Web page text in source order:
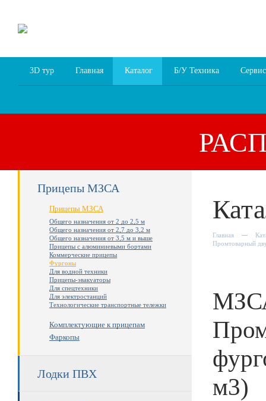
3D тур Главная Каталог Б/У Техника Сервис
Прицепы МЗСА
Прицепы МЗСА
Общего назначения от 2 до 2,5 м
Общего назначения от 2,7 до 3,2 м
Общего назначения от 3,5 м и выше
Прицепы с алюминиевыми бортами
Коммерческие прицепы
Фургоны
Для водной техники
Прицепы-эвакуаторы
Для спецтехники
Для электростанций
Технологические транспортные тележки
Комплектующие к прицепам
Фаркопы
Лодки ПВХ
Главная
Промтоварный
м3)